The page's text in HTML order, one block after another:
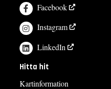
Facebook
Instagram
LinkedIn
Hitta hit
Kartinformation